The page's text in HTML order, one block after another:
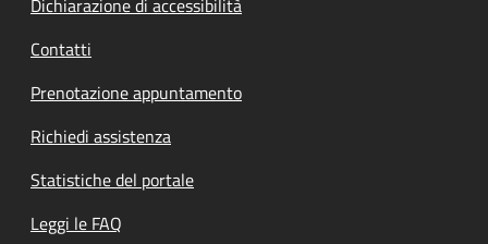
Contatti
Prenotazione appuntamento
Richiedi assistenza
Statistiche del portale
Leggi le FAQ